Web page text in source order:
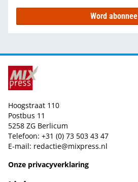
Word abonnee
Hoogstraat 110
Postbus 11
5258 ZG Berlicum
Telefoon: +31 (0) 73 503 43 47
E-mail: redactie@mixpress.nl
Onze privacyverklaring